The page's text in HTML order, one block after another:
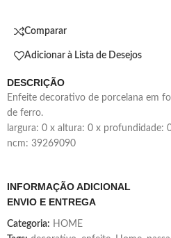
Comparar
Adicionar à Lista de Desejos
DESCRIÇÃO
enfeite decorativo de porcelana em formato de passarinho com pés
de ferro.
largura: 0 x altura: 0 x profundidade:
ncm: 39269090
INFORMAÇÃO ADICIONAL
ENVIO E ENTREGA
Categoria: HOME